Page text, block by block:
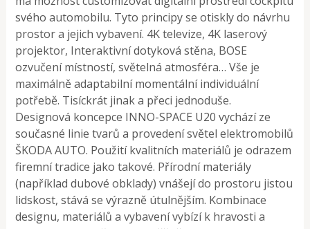
svého automobilu. Tyto principy se otiskly do návrhu
prostor a jejich vybavení. 4K televize, 4K laserový
projektor, Interaktivní dotyková stěna, BOSE
ozvučení místností, světelná atmosféra… Vše je
maximálně adaptabilní momentální individuální
potřebě. Tisíckrát jinak a přeci jednoduše.
Designová koncepce INNO-SPACE U20 vychází ze
současné linie tvarů a provedení světel elektromobilů
ŠKODA AUTO. Použití kvalitních materiálů je odrazem
firemní tradice jako takové. Přírodní materiály
(například dubové obklady) vnášejí do prostoru jistou
lidskost, stává se výrazně útulnějším. Kombinace
designu, materiálů a vybavení vybízí k hravosti a